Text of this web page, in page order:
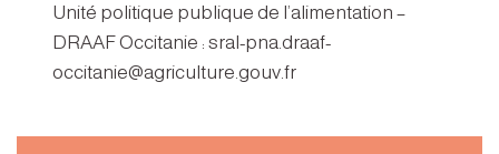
Unité politique publique de l’alimentation –
DRAAF Occitanie : sral-pna.draaf-
occitanie@agriculture.gouv.fr